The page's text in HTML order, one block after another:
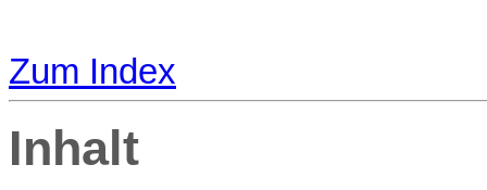
Zum Index
Inhalt